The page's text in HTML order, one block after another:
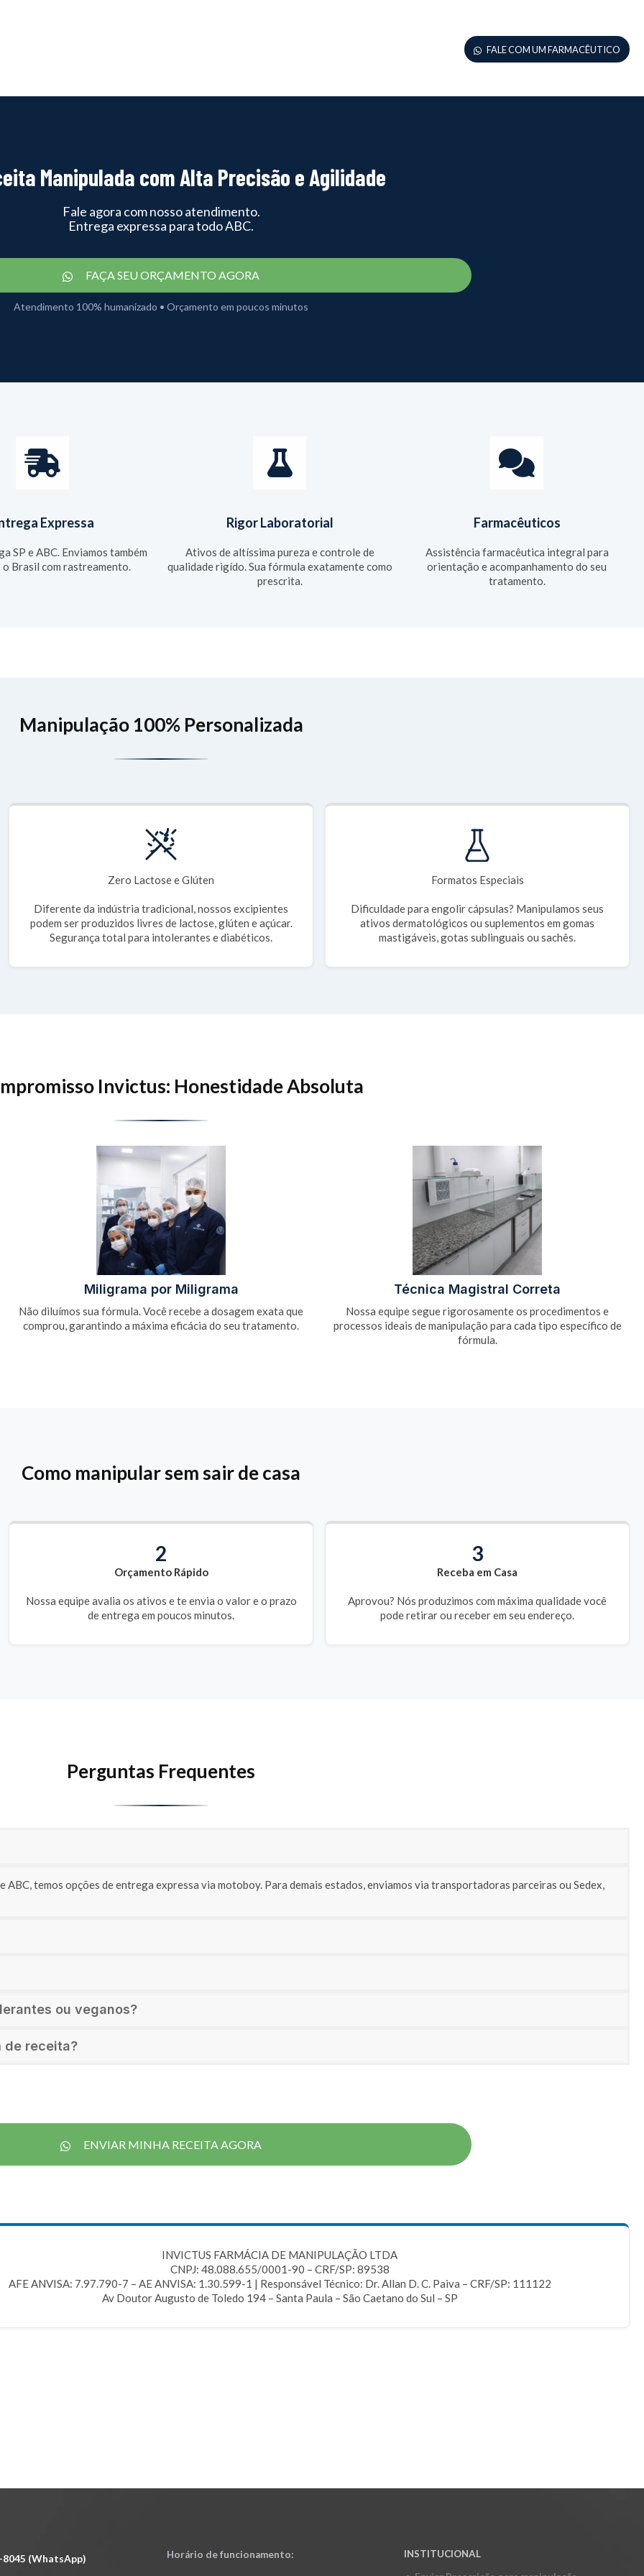
FALE COM UM FARMACÊUTICO
Manipulada com Alta Precisão e Agilidade
Fale agora com nosso atendimento.
Entrega expressa para todo ABC.
FAÇA SEU ORÇAMENTO AGORA
Atendimento 100% humanizado • Orçamento em poucos minutos
Expressa
SP e ABC. Enviamos também
Brasil com rastreamento.
Rigor Laboratorial
Ativos de altíssima pureza e controle de
qualidade rigído. Sua fórmula exatamente como
prescrita.
Farmacêuticos
Assistência farmacêutica integral para
orientação e acompanhamento do seu
tratamento.
Manipulação 100% Personalizada
Zero Lactose e Glúten
Diferente da indústria tradicional, nossos excipientes
podem ser produzidos livres de lactose, glúten e açúcar.
Segurança total para intolerantes e diabéticos.
Formatos Especiais
Dificuldade para engolir cápsulas? Manipulamos seus
ativos dermatológicos ou suplementos em gomas
mastigáveis, gotas sublinguais ou sachês.
Invictus: Honestidade Absoluta
Miligrama por Miligrama
Não diluímos sua fórmula. Você recebe a dosagem exata que
comprou, garantindo a máxima eficácia do seu tratamento.
Técnica Magistral Correta
Nossa equipe segue rigorosamente os procedimentos e
processos ideais de manipulação para cada tipo específico de
fórmula.
Como manipular sem sair de casa
2
Orçamento Rápido
Nossa equipe avalia os ativos e te envia o valor e o prazo
de entrega em poucos minutos.
3
Receba em Casa
Aprovou? Nós produzimos com máxima qualidade você
pode retirar ou receber em seu endereço.
Perguntas Frequentes
ABC, temos opções de entrega expressa via motoboy. Para demais estados, enviamos via transportadoras parceiras ou Sedex,
ou veganos?
de receita?
ENVIAR MINHA RECEITA AGORA
INVICTUS FARMÁCIA DE MANIPULAÇÃO LTDA
CNPJ: 48.088.655/0001-90 – CRF/SP: 89538
AFE ANVISA: 7.97.790-7 – AE ANVISA: 1.30.599-1 | Responsável Técnico: Dr. Allan D. C. Paiva – CRF/SP: 111122
Av Doutor Augusto de Toledo 194 – Santa Paula – São Caetano do Sul – SP
8045 (WhatsApp) Horário de funcionamento:
INSTITUCIONAL